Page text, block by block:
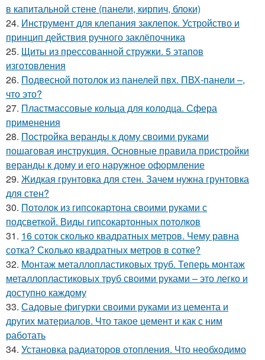
в капитальной стене (панели, кирпич, блоки)
24. Инструмент для клепания заклепок. Устройство и
принцип действия ручного заклёпочника
25. Щиты из прессованной стружки. 5 этапов
изготовления
26. Подвесной потолок из панелей пвх. ПВХ-панели –,
что это?
27. Пластмассовые кольца для колодца. Сфера
применения
28. Постройка веранды к дому своими руками
пошаговая инструкция. Основные правила пристройки
веранды к дому и его наружное оформление
29. Жидкая грунтовка для стен. Зачем нужна грунтовка
для стен?
30. Потолок из гипсокартона своими руками с
подсветкой. Виды гипсокартонных потолков
31. 16 соток сколько квадратных метров. Чему равна
сотка? Сколько квадратных метров в сотке?
32. Монтаж металлопластиковых труб. Теперь монтаж
металлопластиковых труб своими руками – это легко и
доступно каждому
33. Садовые фигурки своими руками из цемента и
других материалов. Что такое цемент и как с ним
работать
34. Установка радиаторов отопления. Что необходимо